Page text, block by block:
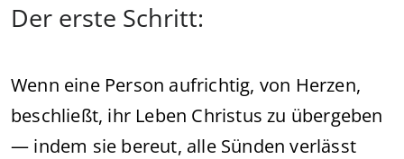
Der erste Schritt:
Wenn eine Person aufrichtig, von Herzen,
beschließt, ihr Leben Christus zu übergeben
— indem sie bereut, alle Sünden verlässt